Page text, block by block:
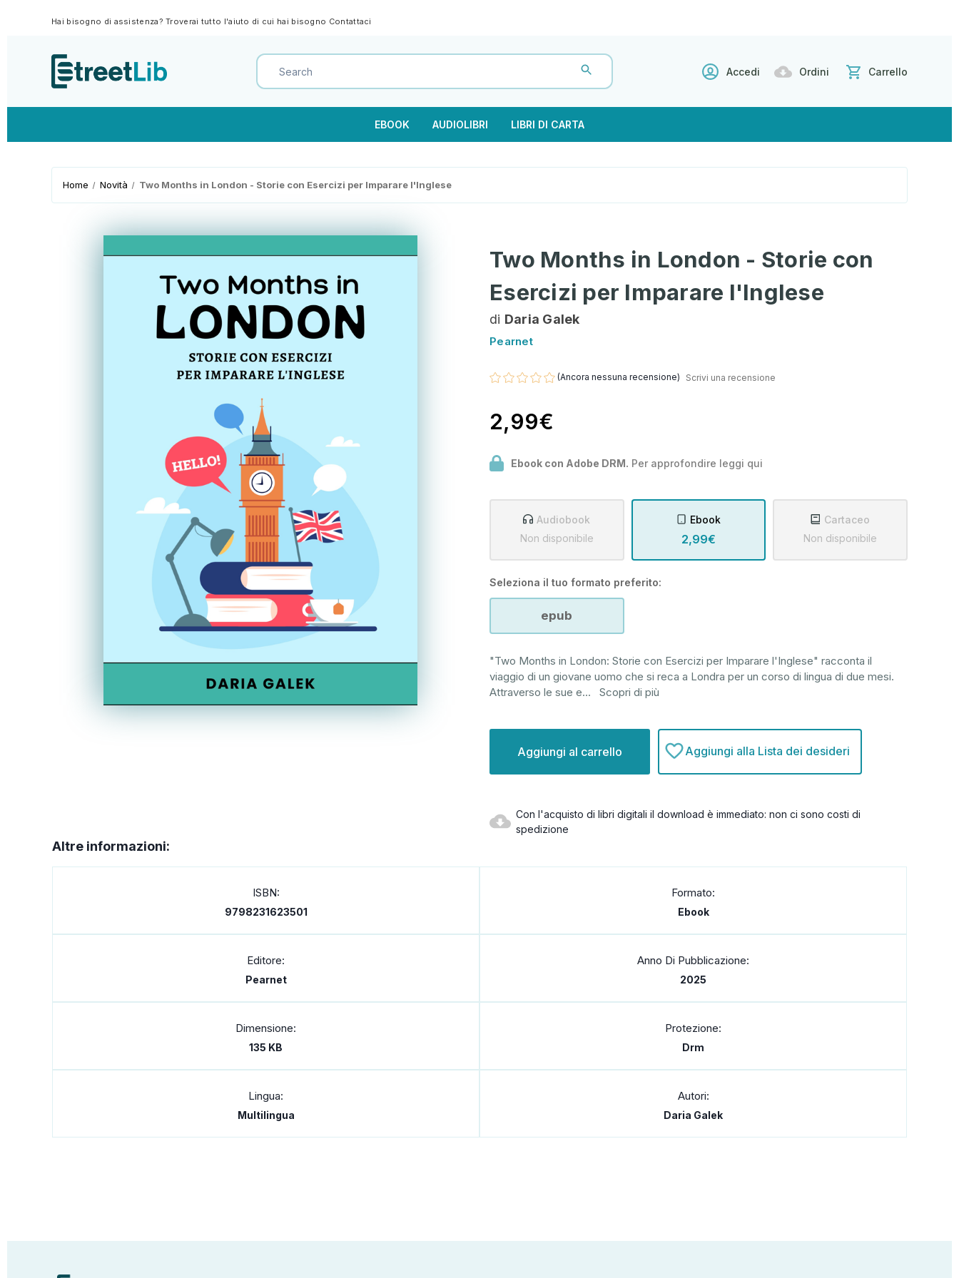
Hai bisogno di assistenza? Troverai tutto l'aiuto di cui hai bisogno Contattaci
Accedi Ordini Carrello
EBOOK AUDIOLIBRI LIBRI DI CARTA
Home Novità Two Months in London - Storie con Esercizi per Imparare l'Inglese
Two Months in London - Storie con
Esercizi per Imparare l'Inglese
di Daria Galek
Pearnet
(Ancora nessuna recensione) Scrivi una recensione
2,99€
Ebook con Adobe DRM. Per approfondire leggi qui
Audiobook
Non disponibile
Ebook
2,99€
Cartaceo
Non disponibile
Seleziona il tuo formato preferito:
epub
"Two Months in London: Storie con Esercizi per Imparare l'Inglese" racconta il
viaggio di un giovane uomo che si reca a Londra per un corso di lingua di due mesi.
Attraverso le sue e... Scopri di più
attuale:
Aggiungi alla Lista dei desideri
Con l'acquisto di libri digitali il download è immediato: non ci sono costi di
spedizione
Altre informazioni:
ISBN:
9798231623501
Formato:
Ebook
Editore:
Pearnet
Anno Di Pubblicazione:
2025
Dimensione:
135 KB
Protezione:
Drm
Lingua:
Multilingua
Autori:
Daria Galek